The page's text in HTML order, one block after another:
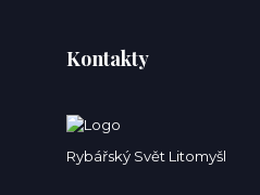
Kontakty
Rybářský Svět Litomyšl